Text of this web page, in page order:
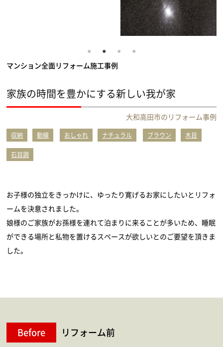
マンション全面リフォーム施工事例
家族の時間を豊かにする新しい我が家
大和高田市のリフォーム事例
収納 動線 おしゃれ ナチュラル ブラウン 木目
石目調
お子様の独立をきっかけに、ゆったり寛げるお家にしたいとリフォ
ームを決意されました。
娘様のご家族がお孫様を連れて泊まりに来ることが多いため、睡眠
ができる場所と私物を置けるスペースが欲しいとのご要望を頂きま
した。
Before リフォーム前